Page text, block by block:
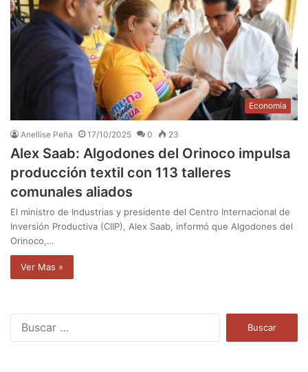
Economía
Anellise Peña 17/10/2025 0 23
Alex Saab: Algodones del Orinoco impulsa
producción textil con 113 talleres
comunales aliados
El ministro de Industrias y presidente del Centro Internacional de
Inversión Productiva (CIIP), Alex Saab, informó que Algodones del
Orinoco,…
Ver Mas »